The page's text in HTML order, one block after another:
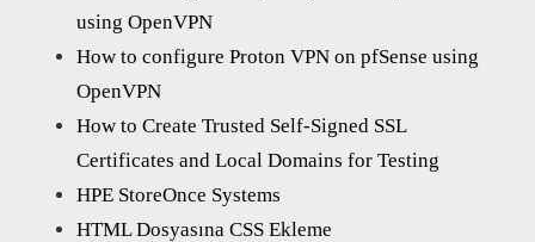
using OpenVPN
How to configure Proton VPN on pfSense using
OpenVPN
How to Create Trusted Self-Signed SSL
Certificates and Local Domains for Testing
HPE StoreOnce Systems
HTML Dosyasına CSS Ekleme